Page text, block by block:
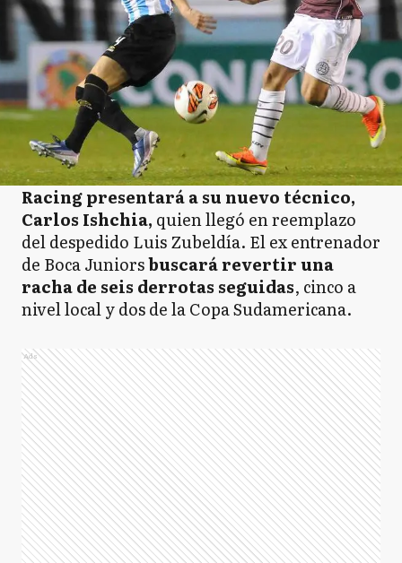
Racing presentará a su nuevo técnico,
Carlos Ishchia, quien llegó en reemplazo
del despedido Luis Zubeldía. El ex entrenador
de Boca Juniorsbuscará revertir una
racha de seis derrotas seguidas, cinco a
nivel local y dos de la Copa Sudamericana.
Ads